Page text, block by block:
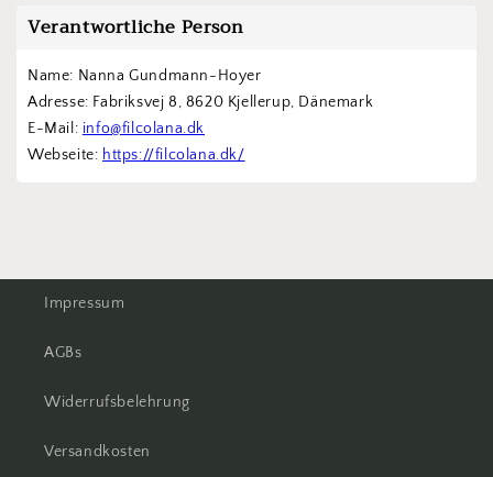
Verantwortliche Person
Name: Nanna Gundmann-Hoyer
Adresse: Fabriksvej 8, 8620 Kjellerup, Dänemark
E-Mail: info@filcolana.dk
Webseite: https://filcolana.dk/
Impressum
AGBs
Widerrufsbelehrung
Versandkosten